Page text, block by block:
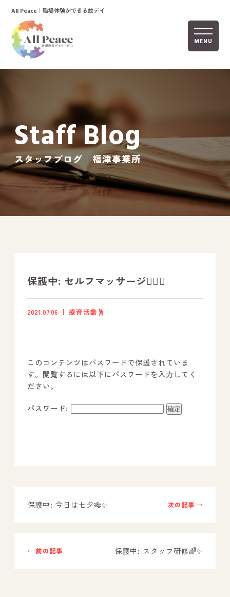
MENU
ホーム
活動内容
ご利用までの流れ
採用情報
自己評価表
社内行事
事業所のご案内
－ オールピース宗像事業所
－ オールピース福津事業所
スタッフブログ
－ 福津事業所のブログ
All Peace ｜職場体験ができる放デイ
Staff Blog
スタッフブログ｜福津事業所
保護中: セルフマッサージ💆‍♀️✨
2021.07.06 療育活動🕺
このコンテンツはパスワードで保護されていま
す。閲覧するには以下にパスワードを入力してく
ださい。
パスワード:
次の記事 →
保護中: 今日は七夕🎋✨
← 前の記事 保護中: スタッフ研修🌈✨